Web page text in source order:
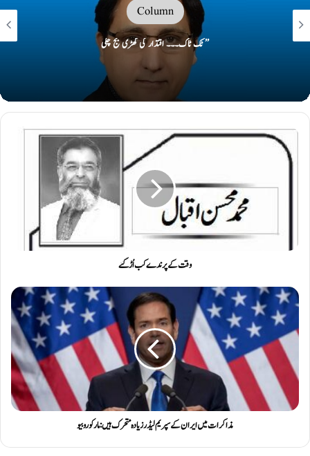
Column
’’ ٹک ٹاک۔۔۔ اقتدار کی گھڑی بج چکی
وقت کے پرندے کب اُڑ گئے
مذاکرات میں ایران کے سپریم لیڈر زیادہ متحرک ہیں: مارکو روبیو